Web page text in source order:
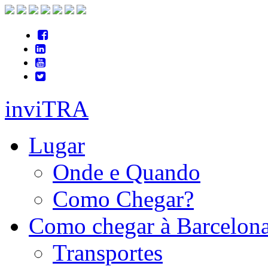
inviTRA
Lugar
Onde e Quando
Como Chegar?
Como chegar à
Transportes